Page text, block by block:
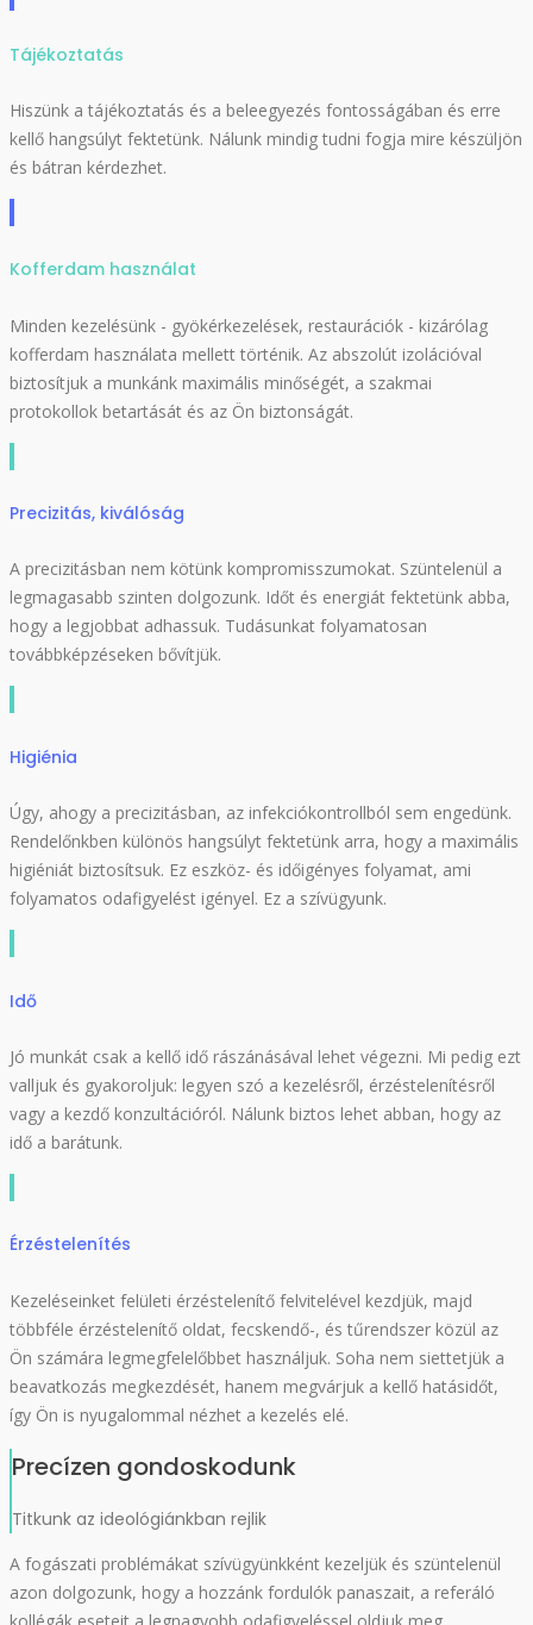
Tájékoztatás
Hiszünk a tájékoztatás és a beleegyezés fontosságában és erre
kellő hangsúlyt fektetünk. Nálunk mindig tudni fogja mire készüljön
és bátran kérdezhet.
Kofferdam használat
Minden kezelésünk - gyökérkezelések, restaurációk - kizárólag
kofferdam használata mellett történik. Az abszolút izolációval
biztosítjuk a munkánk maximális minőségét, a szakmai
protokollok betartását és az Ön biztonságát.
Precizitás, kiválóság
A precizitásban nem kötünk kompromisszumokat. Szüntelenül a
legmagasabb szinten dolgozunk. Időt és energiát fektetünk abba,
hogy a legjobbat adhassuk. Tudásunkat folyamatosan
továbbképzéseken bővítjük.
Higiénia
Úgy, ahogy a precizitásban, az infekciókontrollból sem engedünk.
Rendelőnkben különös hangsúlyt fektetünk arra, hogy a maximális
higiéniát biztosítsuk. Ez eszköz- és időigényes folyamat, ami
folyamatos odafigyelést igényel. Ez a szívügyunk.
Idő
Jó munkát csak a kellő idő rászánásával lehet végezni. Mi pedig ezt
valljuk és gyakoroljuk: legyen szó a kezelésről, érzéstelenítésről
vagy a kezdő konzultációról. Nálunk biztos lehet abban, hogy az
idő a barátunk.
Érzéstelenítés
Kezeléseinket felületi érzéstelenítő felvitelével kezdjük, majd
többféle érzéstelenítő oldat, fecskendő-, és tűrendszer közül az
Ön számára legmegfelelőbbet használjuk. Soha nem siettetjük a
beavatkozás megkezdését, hanem megvárjuk a kellő hatásidőt,
így Ön is nyugalommal nézhet a kezelés elé.
Precízen gondoskodunk
Titkunk az ideológiánkban rejlik
A fogászati problémákat szívügyünkként kezeljük és szüntelenül
azon dolgozunk, hogy a hozzánk fordulók panaszait, a referáló